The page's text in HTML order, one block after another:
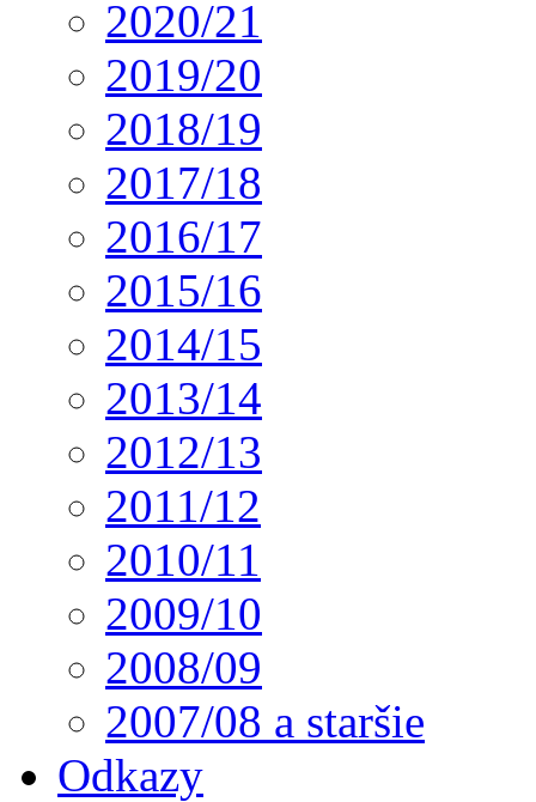
2020/21
2019/20
2018/19
2017/18
2016/17
2015/16
2014/15
2013/14
2012/13
2011/12
2010/11
2009/10
2008/09
2007/08 a staršie
Odkazy